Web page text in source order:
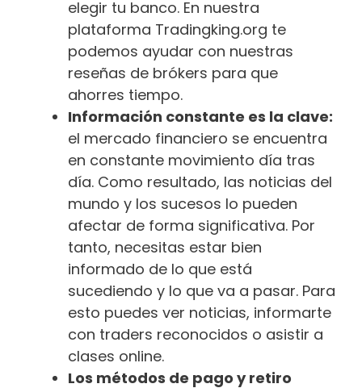
elegir tu banco. En nuestra
plataforma Tradingking.org te
podemos ayudar con nuestras
reseñas de brókers para que
ahorres tiempo.
Información constante es la clave:
el mercado financiero se encuentra
en constante movimiento día tras
día. Como resultado, las noticias del
mundo y los sucesos lo pueden
afectar de forma significativa. Por
tanto, necesitas estar bien
informado de lo que está
sucediendo y lo que va a pasar. Para
esto puedes ver noticias, informarte
con traders reconocidos o asistir a
clases online.
Los métodos de pago y retiro